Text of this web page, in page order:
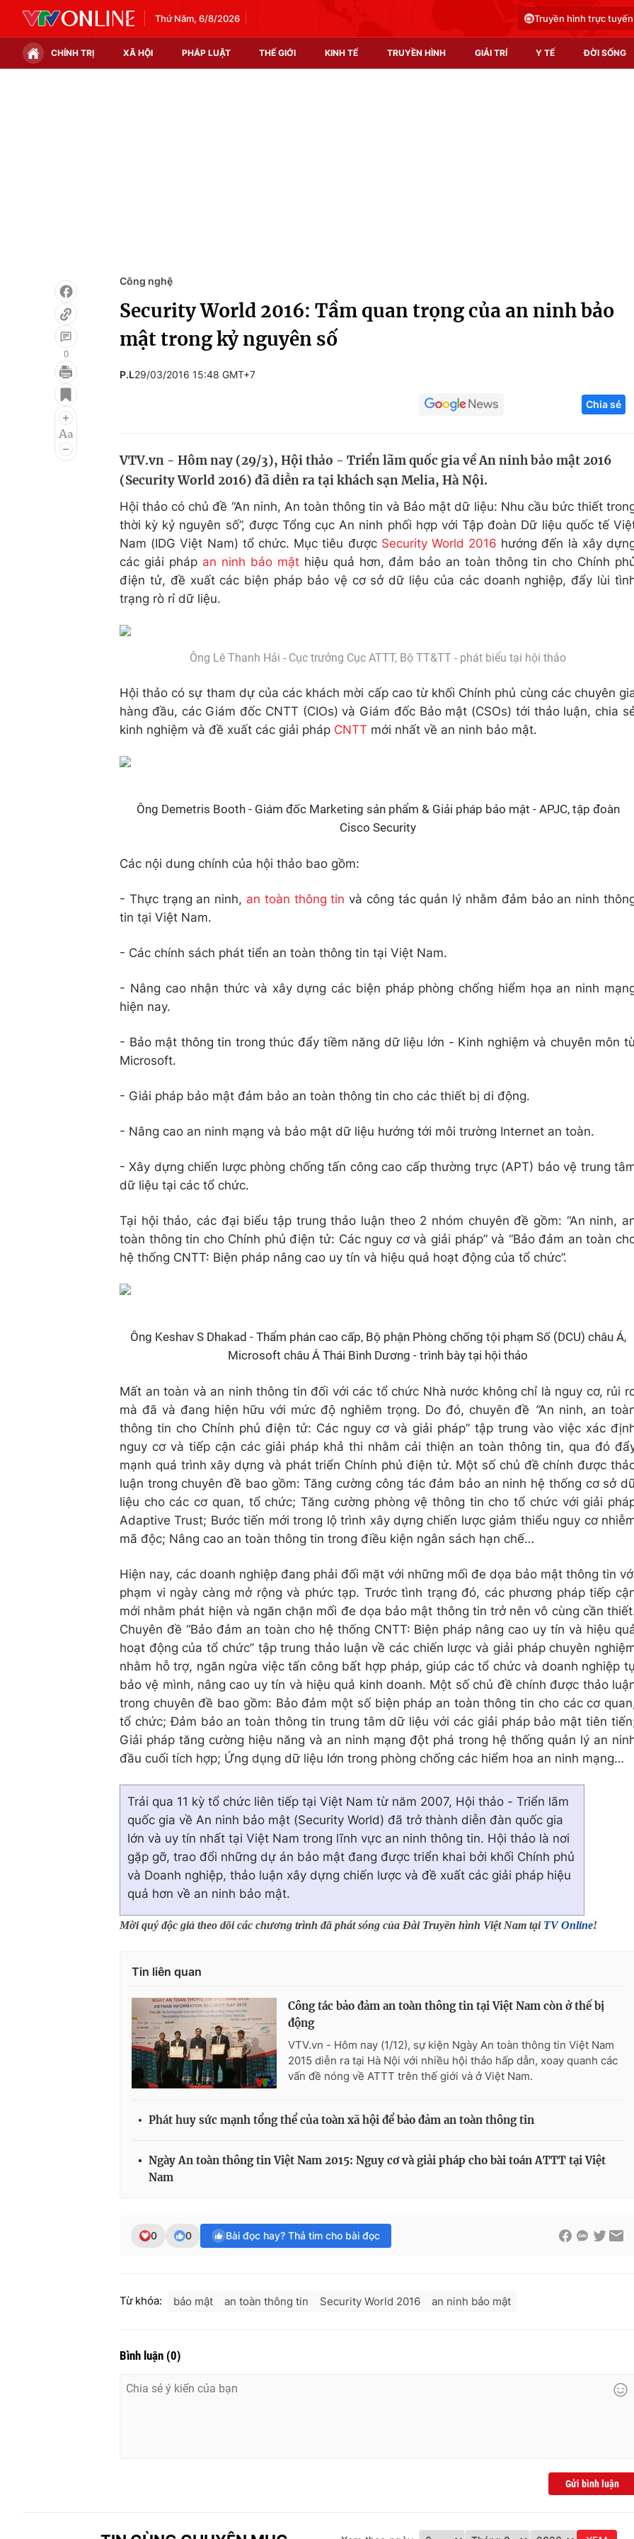
Thứ Năm, 6/8/2026 Truyền hình trực tuyến
CHÍNH TRỊ XÃ HỘI PHÁP LUẬT THẾ GIỚI KINH TẾ TRUYỀN HÌNH GIẢI TRÍ Y TẾ ĐỜI SỐNG
Infographic
Điện ảnh
Âm nhạc
Chất lượng cuộc sống
Tuyển sinh
Hitech Công
Thị trường
0
Công nghệ
Security World 2016: Tầm quan trọng của an ninh bảo
mật trong kỷ nguyên số
P.L29/03/2016 15:48 GMT+7
Chia sẻ
VTV.vn - Hôm nay (29/3), Hội thảo - Triển lãm quốc gia về An ninh bảo mật 2016
(Security World 2016) đã diễn ra tại khách sạn Melia, Hà Nội.
Hội thảo có chủ đề “An ninh, An toàn thông tin và Bảo mật dữ liệu: Nhu cầu bức thiết
thời kỳ kỷ nguyên số”, được Tổng cục An ninh phối hợp với Tập đoàn Dữ liệu quốc tế
Nam (IDG Việt Nam) tổ chức. Mục tiêu được Security World 2016 hướng đến là xây
các giải pháp an ninh bảo mậthiệu quả hơn, đảm bảo an toàn thông tin cho Chính
điện tử, đề xuất các biện pháp bảo vệ cơ sở dữ liệu của các doanh nghiệp, đẩy lùi
trạng rò rỉ dữ liệu.
Ông Lê Thanh Hải - Cục trưởng Cục ATTT, Bộ TT&TT - phát biểu tại hội thảo
Hội thảo có sự tham dự của các khách mời cấp cao từ khối Chính phủ cùng các chuyên
hàng đầu, các Giám đốc CNTT (CIOs) và Giám đốc Bảo mật (CSOs) tới thảo luận, chia
kinh nghiệm và đề xuất các giải pháp CNTT mới nhất về an ninh bảo mật.
Ông Demetris Booth - Giám đốc Marketing sản phẩm & Giải pháp bảo mật - APJC, tập đoàn
Cisco Security
Các nội dung chính của hội thảo bao gồm:
- Thực trạng an ninh, an toàn thông tin và công tác quản lý nhằm đảm bảo an ninh
tin tại Việt Nam.
- Các chính sách phát tiển an toàn thông tin tại Việt Nam.
- Nâng cao nhận thức và xây dựng các biện pháp phòng chống hiểm họa an ninh
hiện nay.
- Bảo mật thông tin trong thúc đẩy tiềm năng dữ liệu lớn - Kinh nghiệm và chuyên môn
Microsoft.
- Giải pháp bảo mật đảm bảo an toàn thông tin cho các thiết bị di động.
- Nâng cao an ninh mạng và bảo mật dữ liệu hướng tới môi trường Internet an toàn.
- Xây dựng chiến lược phòng chống tấn công cao cấp thường trực (APT) bảo vệ trung
dữ liệu tại các tổ chức.
Tại hội thảo, các đại biểu tập trung thảo luận theo 2 nhóm chuyên đề gồm: “An ninh,
toàn thông tin cho Chính phủ điện tử: Các nguy cơ và giải pháp” và “Bảo đảm an toàn
hệ thống CNTT: Biện pháp nâng cao uy tín và hiệu quả hoạt động của tổ chức”.
Ông Keshav S Dhakad - Thẩm phán cao cấp, Bộ phận Phòng chống tội phạm Số (DCU) châu Á,
Microsoft châu Á Thái Bình Dương - trình bày tại hội thảo
Mất an toàn và an ninh thông tin đối với các tổ chức Nhà nước không chỉ là nguy cơ, rủi
mà đã và đang hiện hữu với mức độ nghiêm trọng. Do đó, chuyên đề “An ninh, an
thông tin cho Chính phủ điện tử: Các nguy cơ và giải pháp” tập trung vào việc xác
nguy cơ và tiếp cận các giải pháp khả thi nhằm cải thiện an toàn thông tin, qua đó
mạnh quá trình xây dựng và phát triển Chính phủ điện tử. Một số chủ đề chính được
luận trong chuyên đề bao gồm: Tăng cường công tác đảm bảo an ninh hệ thống cơ sở
liệu cho các cơ quan, tổ chức; Tăng cường phòng vệ thông tin cho tổ chức với giải
Adaptive Trust; Bước tiến mới trong lộ trình xây dựng chiến lược giảm thiểu nguy cơ
mã độc; Nâng cao an toàn thông tin trong điều kiện ngân sách hạn chế…
Hiện nay, các doanh nghiệp đang phải đối mặt với những mối đe dọa bảo mật thông tin
phạm vi ngày càng mở rộng và phức tạp. Trước tình trạng đó, các phương pháp tiếp
mới nhằm phát hiện và ngăn chặn mối đe dọa bảo mật thông tin trở nên vô cùng cần
Chuyên đề “Bảo đảm an toàn cho hệ thống CNTT: Biện pháp nâng cao uy tín và hiệu
hoạt động của tổ chức” tập trung thảo luận về các chiến lược và giải pháp chuyên
nhằm hỗ trợ, ngăn ngừa việc tấn công bất hợp pháp, giúp các tổ chức và doanh nghiệp
bảo vệ mình, nâng cao uy tín và hiệu quả kinh doanh. Một số chủ đề chính được thảo
trong chuyên đề bao gồm: Bảo đảm một số biện pháp an toàn thông tin cho các cơ
tổ chức; Đảm bảo an toàn thông tin trung tâm dữ liệu với các giải pháp bảo mật tiên
Giải pháp tăng cường hiệu năng và an ninh mạng đột phá trong hệ thống quản lý an
đầu cuối tích hợp; Ứng dụng dữ liệu lớn trong phòng chống các hiểm hoa an ninh mạng…
Trải qua 11 kỳ tổ chức liên tiếp tại Việt Nam từ năm 2007, Hội thảo - Triển lãm
quốc gia về An ninh bảo mật (Security World) đã trở thành diễn đàn quốc gia
lớn và uy tín nhất tại Việt Nam trong lĩnh vực an ninh thông tin. Hội thảo là nơi
gặp gỡ, trao đổi những dự án bảo mật đang được triển khai bởi khối Chính phủ
và Doanh nghiệp, thảo luận xây dựng chiến lược và đề xuất các giải pháp hiệu
quả hơn về an ninh bảo mật.
Mời quý độc giả theo dõi các chương trình đã phát sóng của Đài Truyền hình Việt Nam tại TV Online!
Tin liên quan
Công tác bảo đảm an toàn thông tin tại Việt Nam còn ở thế bị
động
VTV.vn - Hôm nay (1/12), sự kiện Ngày An toàn thông tin Việt Nam
2015 diễn ra tại Hà Nội với nhiều hội thảo hấp dẫn, xoay quanh các
vấn đề nóng về ATTT trên thế giới và ở Việt Nam.
Phát huy sức mạnh tổng thể của toàn xã hội để bảo đảm an toàn thông tin
Ngày An toàn thông tin Việt Nam 2015: Nguy cơ và giải pháp cho bài toán ATTT tại Việt
Nam
0 0 Bài đọc hay? Thả tim cho bài đọc
Từ khóa: bảo mật an toàn thông tin Security World 2016 an ninh bảo mật
Bình luận (0)
Gửi bình luận